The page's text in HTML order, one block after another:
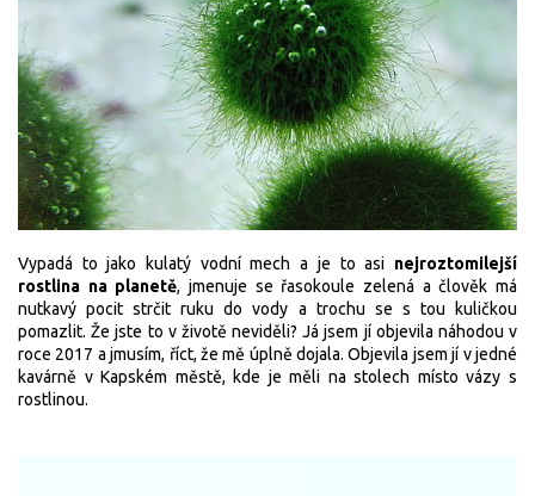
Vypadá to jako kulatý vodní mech a je to asi nejroztomilejší
rostlina na planetě, jmenuje se řasokoule zelená a člověk má
nutkavý pocit strčit ruku do vody a trochu se s tou kuličkou
pomazlit. Že jste to v životě neviděli? Já jsem jí objevila náhodou v
roce 2017 a jmusím, říct, že mě úplně dojala. Objevila jsem jí v jedné
kavárně v Kapském městě, kde je měli na stolech místo vázy s
rostlinou.